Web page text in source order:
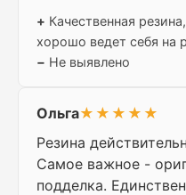
+ Качественная
хорошо ведет себя на
− Не выявлено
Ольга★★★★★
Резина
Самое важное -
подделка.